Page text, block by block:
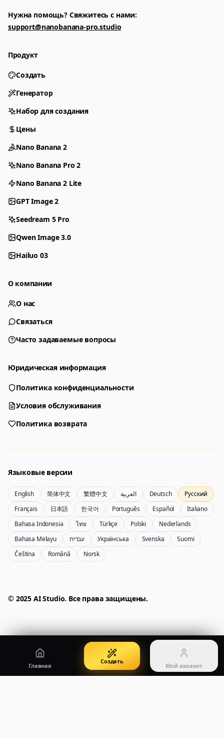
Нужна помощь? Свяжитесь с нами:
support@nanobanana-pro.studio
Продукт
Создать
Генератор
Набор для создания
Цены
Nano Banana 2
Nano Banana Pro 2
Nano Banana 2 Lite
GPT Image 2
Seedream 5 Pro
Qwen Image 3.0
Hailuo 03
О компании
О нас
Связаться
Часто задаваемые вопросы
Юридическая информация
Политика конфиденциальности
Условия обслуживания
Политика возврата
Языковые версии
English 简体中文 繁體中文 العربية Deutsch
Русский
Français
日本語 한국어 Português Español
Italiano
Bahasa Indonesia
ไทย Türkçe Polski
Nederlands
Bahasa Melayu
עברית Українська Svenska
Suomi
Čeština
Română Norsk
© 2025 AI Studio. Все права защищены.
Выберите инструмент для создания
Генератор Nano Banana 2
генератор Gemini 3.5 Flash Image
Nano Banana 2 Lite
Быстро создавайте с Lite
GPT Image 2
Главная
Создать
Мой аккаунт